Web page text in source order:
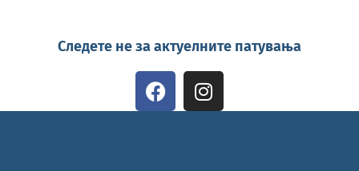
Следете не за актуелните патувања